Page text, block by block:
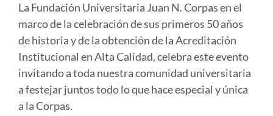
La Fundación Universitaria Juan N. Corpas en el
marco de la celebración de sus primeros 50 años
de historia y de la obtención de la Acreditación
Institucional en Alta Calidad, celebra este evento
invitando a toda nuestra comunidad universitaria
a festejar juntos todo lo que hace especial y única
a la Corpas.